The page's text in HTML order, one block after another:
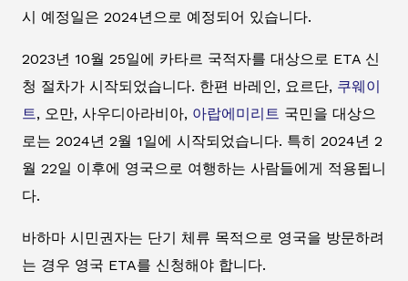
시 예정일은 2024년으로 예정되어 있습니다.
2023년 10월 25일에 카타르 국적자를 대상으로 ETA 신
청 절차가 시작되었습니다. 한편 바레인, 요르단, 쿠웨이
트, 오만, 사우디아라비아, 아랍에미리트 국민을 대상으
로는 2024년 2월 1일에 시작되었습니다. 특히 2024년 2
월 22일 이후에 영국으로 여행하는 사람들에게 적용됩니
다.
바하마 시민권자는 단기 체류 목적으로 영국을 방문하려
는 경우 영국 ETA를 신청해야 합니다.